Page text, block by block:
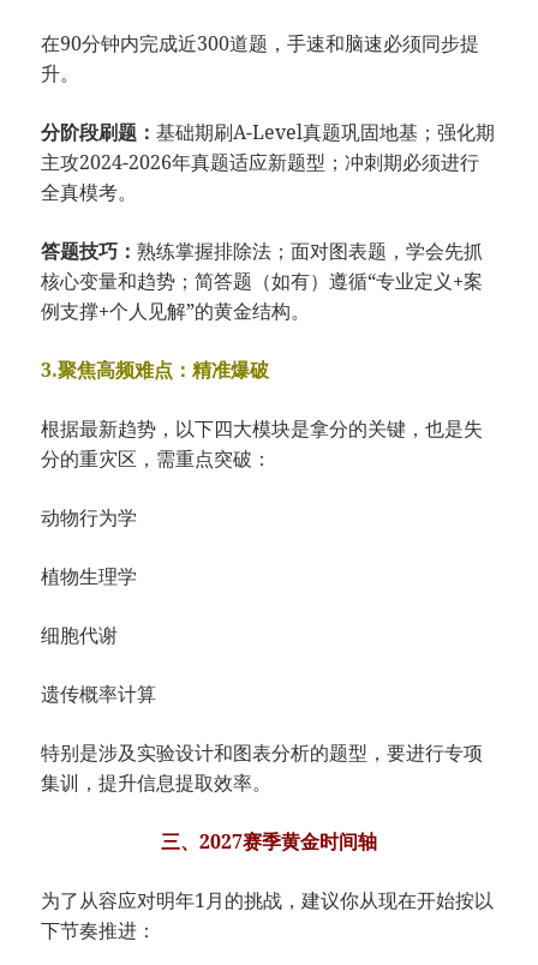
在90分钟内完成近300道题，手速和脑速必须同步提
升。
分阶段刷题：基础期刷A-Level真题巩固地基；强化期
主攻2024-2026年真题适应新题型；冲刺期必须进行
全真模考。
答题技巧：熟练掌握排除法；面对图表题，学会先抓
核心变量和趋势；简答题（如有）遵循“专业定义+案
例支撑+个人见解”的黄金结构。
3.聚焦高频难点：精准爆破
根据最新趋势，以下四大模块是拿分的关键，也是失
分的重灾区，需重点突破：
动物行为学
植物生理学
细胞代谢
遗传概率计算
特别是涉及实验设计和图表分析的题型，要进行专项
集训，提升信息提取效率。
三、2027赛季黄金时间轴
为了从容应对明年1月的挑战，建议你从现在开始按以
下节奏推进：